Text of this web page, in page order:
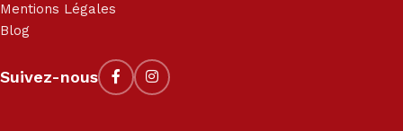
Mentions Légales
Blog
Suivez-nous